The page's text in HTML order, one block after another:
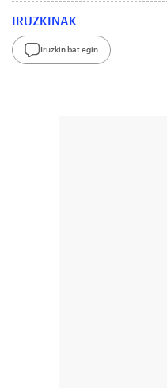
IRUZKINAK
Iruzkin bat egin